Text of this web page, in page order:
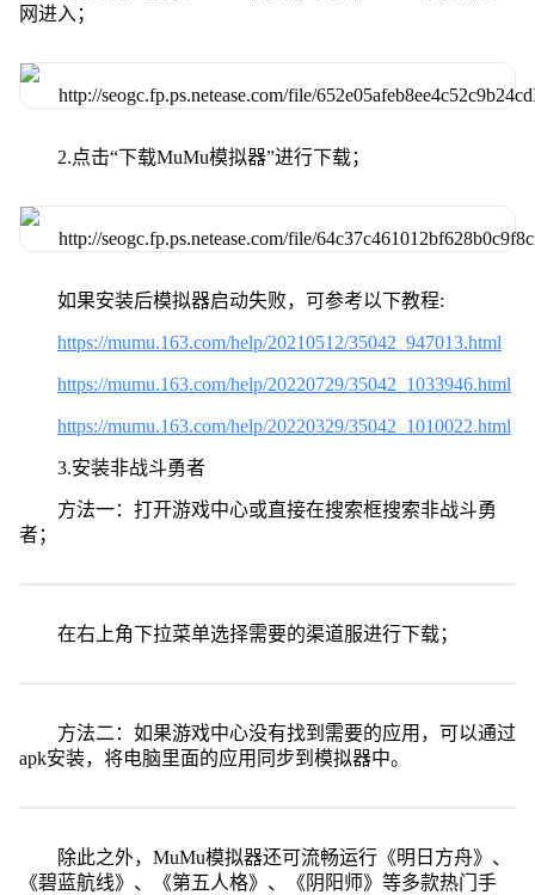
网进入；
2.点击“下载MuMu模拟器”进行下载；
如果安装后模拟器启动失败，可参考以下教程:
https://mumu.163.com/help/20210512/35042_947013.html
https://mumu.163.com/help/20220729/35042_1033946.html
https://mumu.163.com/help/20220329/35042_1010022.html
3.安装非战斗勇者
方法一：打开游戏中心或直接在搜索框搜索非战斗勇
者；
在右上角下拉菜单选择需要的渠道服进行下载；
方法二：如果游戏中心没有找到需要的应用，可以通过
apk安装，将电脑里面的应用同步到模拟器中。
除此之外，MuMu模拟器还可流畅运行《明日方舟》、
《碧蓝航线》、《第五人格》、《阴阳师》等多款热门手